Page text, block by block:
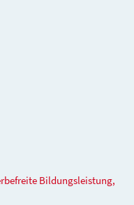
Bildungsleistung,